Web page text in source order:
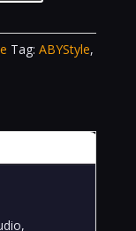
Tag: ABYStyle,